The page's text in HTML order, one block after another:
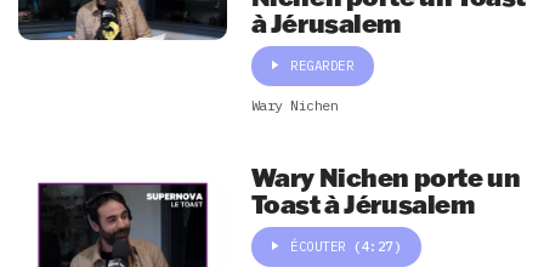
à Jérusalem
REGARDER
Wary Nichen
Wary Nichen porte un
Toast à Jérusalem
ÉCOUTER (4:27)